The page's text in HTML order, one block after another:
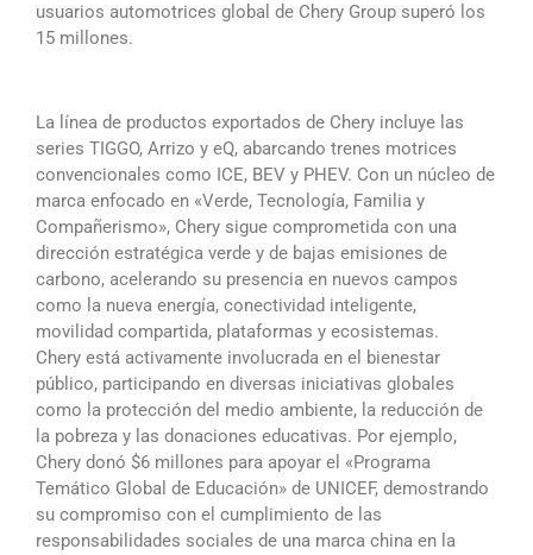
usuarios automotrices global de Chery Group superó los
15 millones.
La línea de productos exportados de Chery incluye las
series TIGGO, Arrizo y eQ, abarcando trenes motrices
convencionales como ICE, BEV y PHEV. Con un núcleo de
marca enfocado en «Verde, Tecnología, Familia y
Compañerismo», Chery sigue comprometida con una
dirección estratégica verde y de bajas emisiones de
carbono, acelerando su presencia en nuevos campos
como la nueva energía, conectividad inteligente,
movilidad compartida, plataformas y ecosistemas.
Chery está activamente involucrada en el bienestar
público, participando en diversas iniciativas globales
como la protección del medio ambiente, la reducción de
la pobreza y las donaciones educativas. Por ejemplo,
Chery donó $6 millones para apoyar el «Programa
Temático Global de Educación» de UNICEF, demostrando
su compromiso con el cumplimiento de las
responsabilidades sociales de una marca china en la